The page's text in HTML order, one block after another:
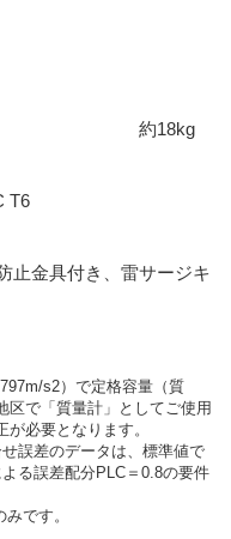
約18kg
T6
止金具付き、雷サージキ
s2）で定格容量（質
区で「質量計」としてご使用
必要となります。
誤差のデータは、標準値で
る誤差配分PLC＝0.8の要件
です。